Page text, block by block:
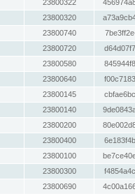
23800322
23800320
23800740
23800720
23800580
23800640
23800145
23800140
23800200
23800400
23800100
23800300
23800690